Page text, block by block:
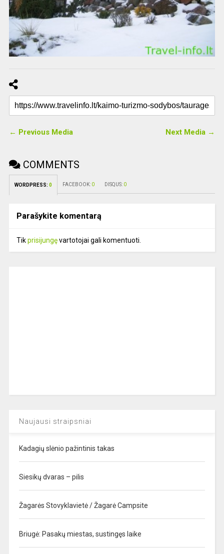
← Previous Media Next Media →
COMMENTS
WORDPRESS: 0 FACEBOOK: 0 DISQUS: 0
Parašykite komentarą
Tikprisijungęvartotojai gali komentuoti.
Naujausi straipsniai
Kadagių slėnio pažintinis takas
Siesikų dvaras – pilis
Žagarės Stovyklavietė / Žagarė Campsite
Briugė: Pasakų miestas, sustingęs laike